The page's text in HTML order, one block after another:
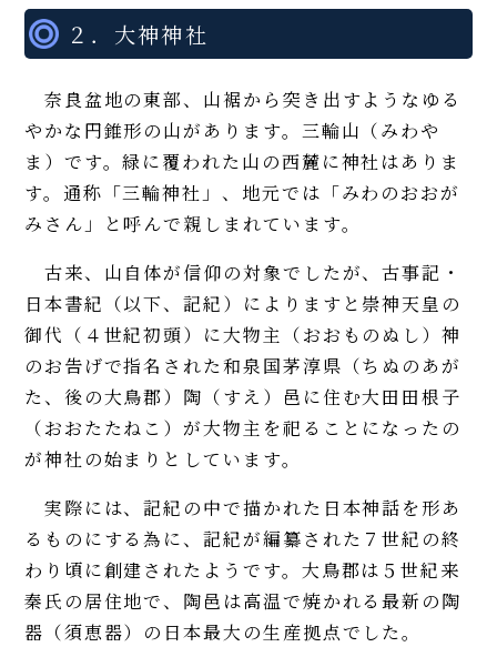
２．大神神社
奈良盆地の東部、山裾から突き出すようなゆる
やかな円錐形の山があります。三輪山（みわや
ま）です。緑に覆われた山の西麓に神社はありま
す。通称「三輪神社」、地元では「みわのおおが
みさん」と呼んで親しまれています。
古来、山自体が信仰の対象でしたが、古事記・
日本書紀（以下、記紀）によりますと崇神天皇の
御代（４世紀初頭）に大物主（おおものぬし）神
のお告げで指名された和泉国茅淳県（ちぬのあが
た、後の大鳥郡）陶（すえ）邑に住む大田田根子
（おおたたねこ）が大物主を祀ることになったの
が神社の始まりとしています。
実際には、記紀の中で描かれた日本神話を形あ
るものにする為に、記紀が編纂された７世紀の終
わり頃に創建されたようです。大鳥郡は５世紀来
秦氏の居住地で、陶邑は高温で焼かれる最新の陶
器（須恵器）の日本最大の生産拠点でした。